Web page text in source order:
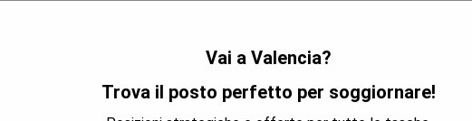
Vai a Valencia?
Trova il posto perfetto per soggiornare!